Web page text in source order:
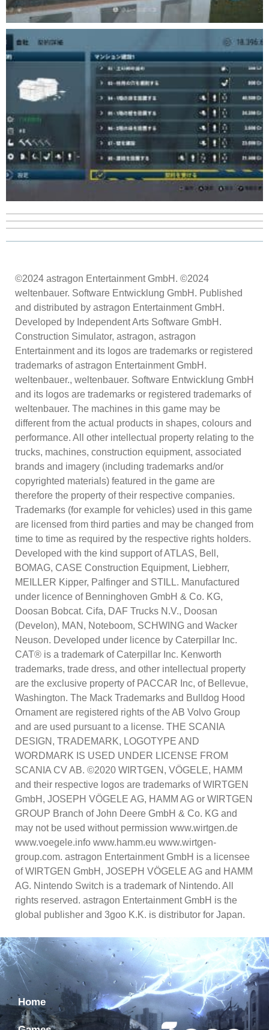
©2024 astragon Entertainment GmbH. ©2024
weltenbauer. Software Entwicklung GmbH. Published
and distributed by astragon Entertainment GmbH.
Developed by Independent Arts Software GmbH.
Construction Simulator, astragon, astragon
Entertainment and its logos are trademarks or registered
trademarks of astragon Entertainment GmbH.
weltenbauer., weltenbauer. Software Entwicklung GmbH
and its logos are trademarks or registered trademarks of
weltenbauer. The machines in this game may be
different from the actual products in shapes, colours and
performance. All other intellectual property relating to the
trucks, machines, construction equipment, associated
brands and imagery (including trademarks and/or
copyrighted materials) featured in the game are
therefore the property of their respective companies.
Trademarks (for example for vehicles) used in this game
are licensed from third parties and may be changed from
time to time as required by the respective rights holders.
Developed with the kind support of ATLAS, Bell,
BOMAG, CASE Construction Equipment, Liebherr,
MEILLER Kipper, Palfinger and STILL. Manufactured
under licence of Benninghoven GmbH & Co. KG,
Doosan Bobcat. Cifa, DAF Trucks N.V., Doosan
(Develon), MAN, Noteboom, SCHWING and Wacker
Neuson. Developed under licence by Caterpillar Inc.
CAT® is a trademark of Caterpillar Inc. Kenworth
trademarks, trade dress, and other intellectual property
are the exclusive property of PACCAR Inc, of Bellevue,
Washington. The Mack Trademarks and Bulldog Hood
Ornament are registered rights of the AB Volvo Group
and are used pursuant to a license. THE SCANIA
DESIGN, TRADEMARK, LOGOTYPE AND
WORDMARK IS USED UNDER LICENSE FROM
SCANIA CV AB. ©2020 WIRTGEN, VÖGELE, HAMM
and their respective logos are trademarks of WIRTGEN
GmbH, JOSEPH VÖGELE AG, HAMM AG or WIRTGEN
GROUP Branch of John Deere GmbH & Co. KG and
may not be used without permission www.wirtgen.de
www.voegele.info www.hamm.eu www.wirtgen-
group.com. astragon Entertainment GmbH is a licensee
of WIRTGEN GmbH, JOSEPH VÖGELE AG and HAMM
AG. Nintendo Switch is a trademark of Nintendo. All
rights reserved. astragon Entertainment GmbH is the
global publisher and 3goo K.K. is distributor for Japan.
Home